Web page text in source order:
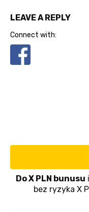
LEAVE A REPLY
Connect with:
Do X PLN bunusu
bez ryzyka X